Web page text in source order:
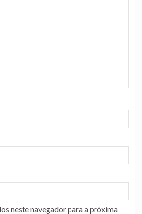
neste navegador para a próxima